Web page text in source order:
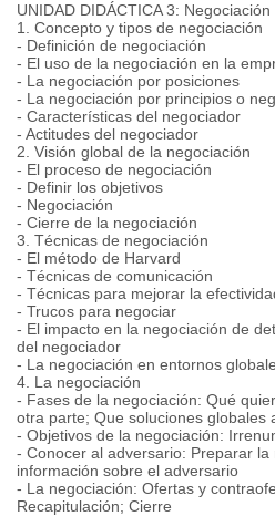
UNIDAD DIDÁCTICA 3: Negociación
1. Concepto y tipos de negociación
- Definición de negociación
- El uso de la negociación en la
- La negociación por posiciones
- La negociación por principios o
- Características del negociador
- Actitudes del negociador
2. Visión global de la negociación
- El proceso de negociación
- Definir los objetivos
- Negociación
- Cierre de la negociación
3. Técnicas de negociación
- El método de Harvard
- Técnicas de comunicación
- Técnicas para mejorar la
- Trucos para negociar
- El impacto en la negociación de
del negociador
- La negociación en entornos
4. La negociación
- Fases de la negociación: Qué
otra parte; Que soluciones globales
- Objetivos de la negociación:
- Conocer al adversario: Preparar
información sobre el adversario
- La negociación: Ofertas y
Recapitulación; Cierre